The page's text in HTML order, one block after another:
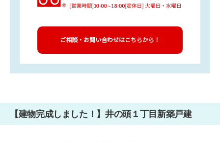
ご相談・お問い合わせはこちらから！
【建物完成しました！】井の頭１丁目新築戸建